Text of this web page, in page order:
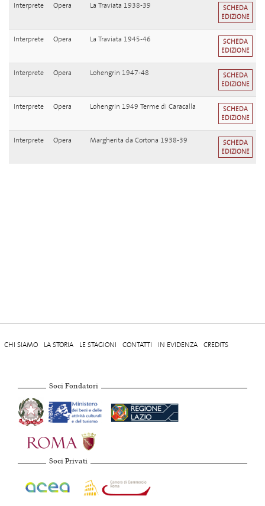
Interprete Opera La Traviata 1938-39
SCHEDA
EDIZIONE
Interprete Opera La Traviata 1945-46
SCHEDA
EDIZIONE
Interprete Opera Lohengrin 1947-48
SCHEDA
EDIZIONE
Interprete Opera Lohengrin 1949 Terme di Caracalla
SCHEDA
EDIZIONE
Interprete Opera Margherita da Cortona 1938-39
SCHEDA
EDIZIONE
CHI SIAMO LA STORIA LE STAGIONI CONTATTI IN EVIDENZA CREDITS
Soci Fondatori
Soci Privati